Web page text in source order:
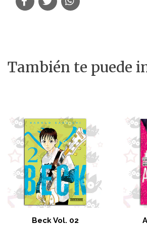
También te puede
Beck Vol. 02